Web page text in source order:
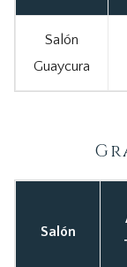
Salón
Guaycura
Salón